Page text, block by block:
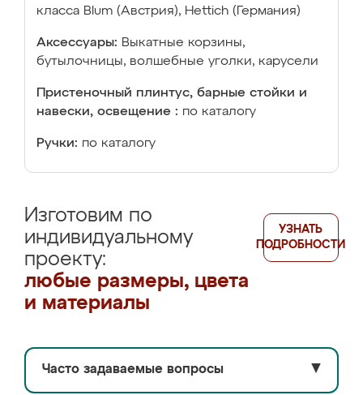
класса Blum (Австрия), Hettich (Германия)
Аксессуары: Выкатные корзины,
бутылочницы, волшебные уголки, карусели
Пристеночный плинтус, барные стойки и
навески, освещение : по каталогу
Ручки: по каталогу
Изготовим по
индивидуальному
проекту:
любые размеры, цвета
и материалы
УЗНАТЬ
ПОДРОБНОСТИ
Часто задаваемые вопросы ▼